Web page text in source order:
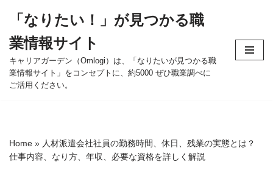
ン
テ
ン
ツ
ッ
プ
「なりたい！」が見つかる職
業情報サイト
キャリアガーデン（Omlogi）は、「なりたいが見つかる職
業情報サイト」をコンセプトに、約5000 ぜひ職業調べに
ご活用ください。
Home » 人材派遣会社社員の勤務時間、休日、残業の実態とは？
仕事内容、なり方、年収、必要な資格を詳しく解説